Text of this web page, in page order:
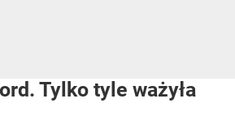
Tylko tyle ważyła